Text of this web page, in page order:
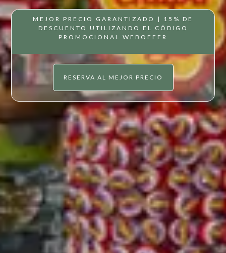
MEJOR PRECIO GARANTIZADO | 15% DE
DESCUENTO UTILIZANDO EL CÓDIGO
PROMOCIONAL WEBOFFER
RESERVA AL MEJOR PRECIO